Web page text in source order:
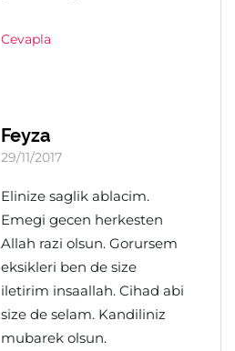
Cevapla
Feyza
29/11/2017
Elinize saglik ablacim.
Emegi gecen herkesten
Allah razi olsun. Gorursem
eksikleri ben de size
iletirim insaallah. Cihad abi
size de selam. Kandiliniz
mubarek olsun.